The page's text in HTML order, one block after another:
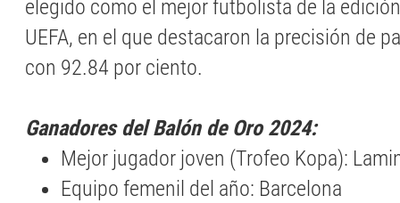
elegido como el mejor futbolista de la
UEFA, en el que destacaron la precisión de
con 92.84 por ciento.
Ganadores del Balón de Oro 2024:
Mejor jugador joven (Trofeo Kopa):
Equipo femenil del año: Barcelona